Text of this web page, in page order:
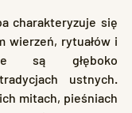
wierzeń, rytuałów i
są głęboko
ustnych.
mitach, pieśniach